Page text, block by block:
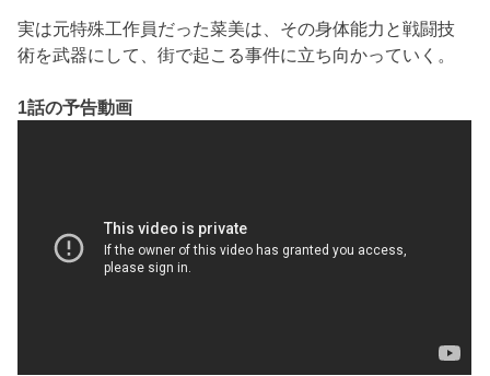
実は元特殊工作員だった菜美は、その身体能力と戦闘技
術を武器にして、街で起こる事件に立ち向かっていく。
1話の予告動画